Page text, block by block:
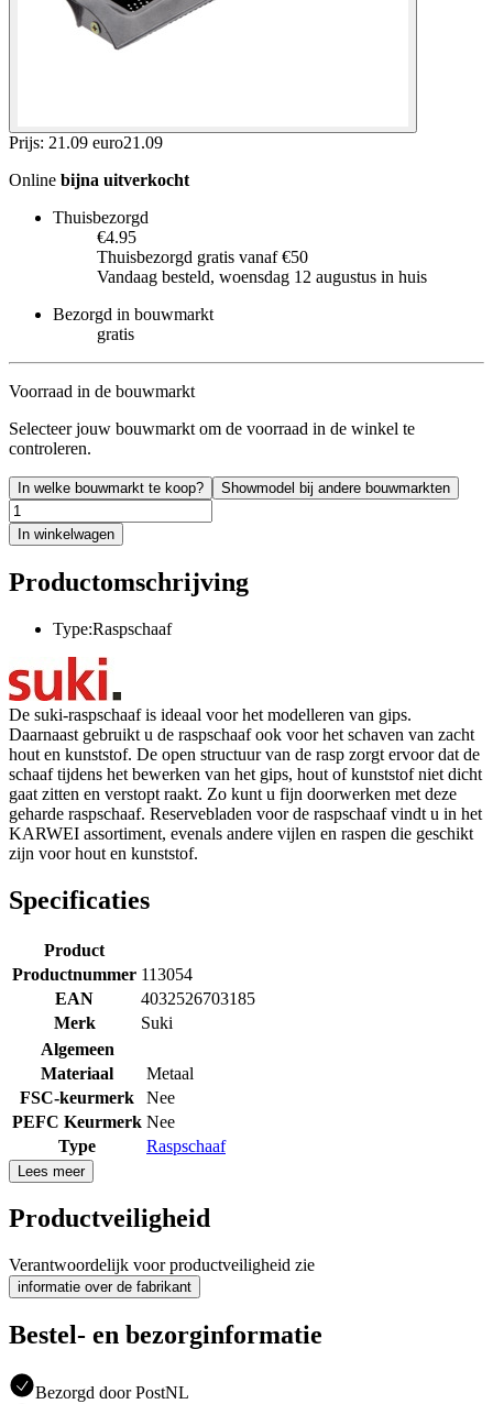
Prijs: 21.09 euro21 .09
Online bijna uitverkocht
Thuisbezorgd
€4.95
Thuisbezorgd gratis vanaf €50
Vandaag besteld, woensdag 12 augustus in huis
Bezorgd in bouwmarkt
gratis
Voorraad in de bouwmarkt
Selecteer jouw bouwmarkt om de voorraad in de winkel te
controleren.
In welke bouwmarkt te koop? Showmodel bij andere bouwmarkten
In winkelwagen
Productomschrijving
Type:Raspschaaf
De suki-raspschaaf is ideaal voor het modelleren van gips.
Daarnaast gebruikt u de raspschaaf ook voor het schaven van zacht
hout en kunststof. De open structuur van de rasp zorgt ervoor dat de
schaaf tijdens het bewerken van het gips, hout of kunststof niet dicht
gaat zitten en verstopt raakt. Zo kunt u fijn doorwerken met deze
geharde raspschaaf. Reservebladen voor de raspschaaf vindt u in het
KARWEI assortiment, evenals andere vijlen en raspen die geschikt
zijn voor hout en kunststof.
Specificaties
Product
Productnummer 113054
EAN
4032526703185
Merk
Suki
Algemeen
Materiaal
Metaal
FSC-keurmerk
Nee
PEFC Keurmerk Nee
Type
Raspschaaf
Lees meer
Productveiligheid
Verantwoordelijk voor productveiligheid zie
informatie over de fabrikant
Bestel- en bezorginformatie
Bezorgd door PostNL